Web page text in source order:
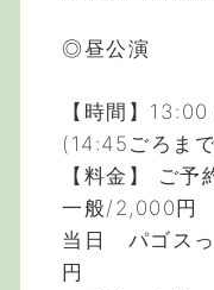
◎昼公演
【時間】
(14:45ごろま
【料金】 ご
一般/2,000円
当日 パゴス
円